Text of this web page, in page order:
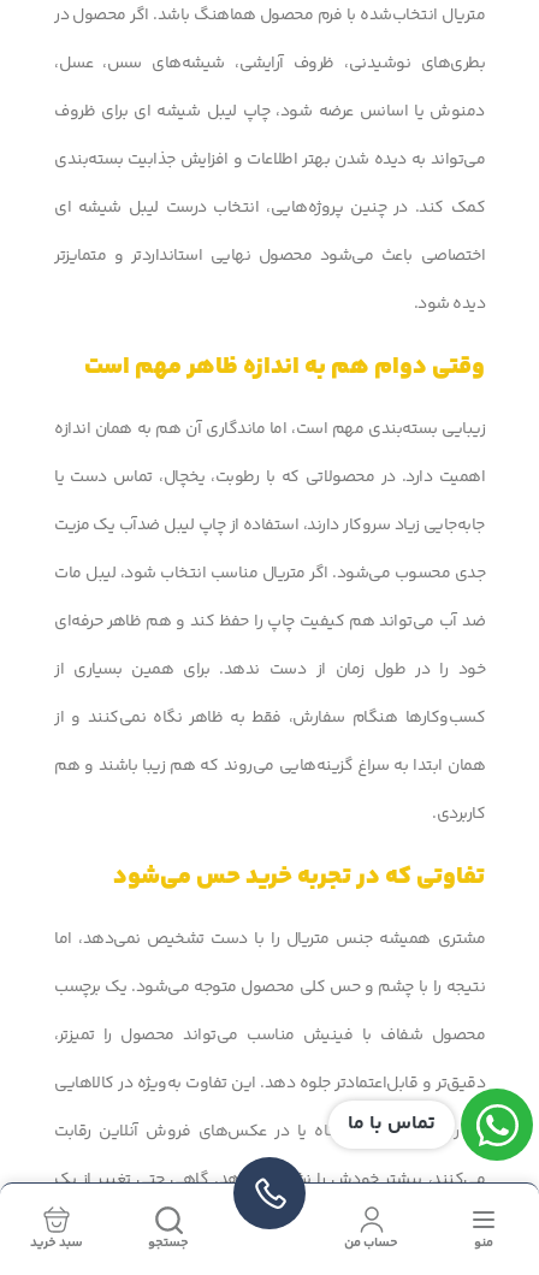
متریال انتخاب‌شده با فرم محصول هماهنگ باشد. اگر محصول در
بطری‌های نوشیدنی، ظروف آرایشی، شیشه‌های سس، عسل،
دمنوش یا اسانس عرضه شود، چاپ لیبل شیشه ای برای ظروف
می‌تواند به دیده شدن بهتر اطلاعات و افزایش جذابیت بسته‌بندی
کمک کند. در چنین پروژه‌هایی، انتخاب درست لیبل شیشه ای
اختصاصی باعث می‌شود محصول نهایی استانداردتر و متمایزتر
دیده شود.
وقتی دوام هم به اندازه ظاهر مهم است
زیبایی بسته‌بندی مهم است، اما ماندگاری آن هم به همان اندازه
اهمیت دارد. در محصولاتی که با رطوبت، یخچال، تماس دست یا
جابه‌جایی زیاد سروکار دارند، استفاده از چاپ لیبل ضدآب یک مزیت
جدی محسوب می‌شود. اگر متریال مناسب انتخاب شود، لیبل مات
ضد آب می‌تواند هم کیفیت چاپ را حفظ کند و هم ظاهر حرفه‌ای
خود را در طول زمان از دست ندهد. برای همین بسیاری از
کسب‌وکارها هنگام سفارش، فقط به ظاهر نگاه نمی‌کنند و از
همان ابتدا به سراغ گزینه‌هایی می‌روند که هم زیبا باشند و هم
کاربردی.
تفاوتی که در تجربه خرید حس می‌شود
مشتری همیشه جنس متریال را با دست تشخیص نمی‌دهد، اما
نتیجه را با چشم و حس کلی محصول متوجه می‌شود. یک برچسب
محصول شفاف با فینیش مناسب می‌تواند محصول را تمیزتر،
دقیق‌تر و قابل‌اعتمادتر جلوه دهد. این تفاوت به‌ویژه در کالاهایی
که روی قفسه فروشگاه یا در عکس‌های فروش آنلاین رقابت
می‌کنند، بیشتر خودش را نشان می‌دهد. گاهی حتی تغییر از یک
برچسب ساده به یک چاپ برچسب لوکس می‌تواند برداشت مخاطب از
تماس با ما
منو حساب من جستجو سبد خرید